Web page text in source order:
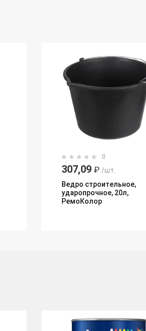
0
307,09 ₽ /шт.
Ведро строительное,
ударопрочное, 20л,
РемоКолор